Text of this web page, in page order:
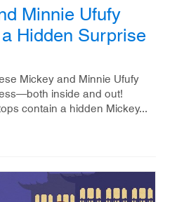
Minnie Ufufy
Hidden Surprise
Mickey and Minnie Ufufy
inside and out!
contain a hidden Mickey...